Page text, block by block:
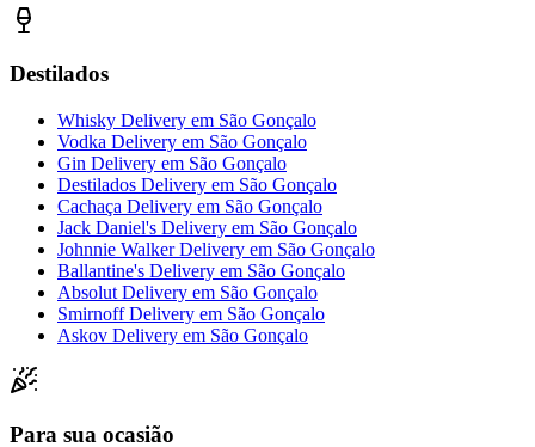
Destilados
Whisky Delivery em São Gonçalo
Vodka Delivery em São Gonçalo
Gin Delivery em São Gonçalo
Destilados Delivery em São Gonçalo
Cachaça Delivery em São Gonçalo
Jack Daniel's Delivery em São Gonçalo
Johnnie Walker Delivery em São Gonçalo
Ballantine's Delivery em São Gonçalo
Absolut Delivery em São Gonçalo
Smirnoff Delivery em São Gonçalo
Askov Delivery em São Gonçalo
Para sua ocasião